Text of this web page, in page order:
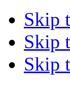
Skip
Skip
Skip